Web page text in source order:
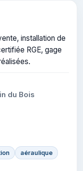
installation de
RGE, gage
du Bois
aéraulique